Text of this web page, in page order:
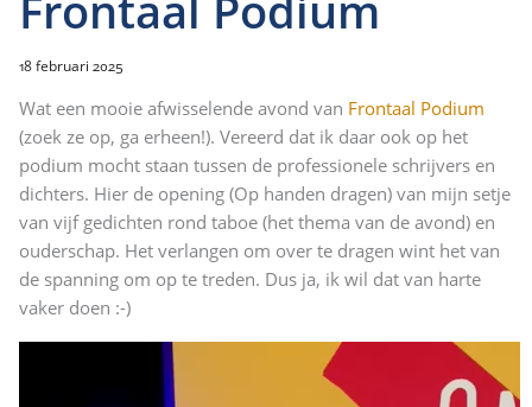
18 februari 2025
Wat een mooie afwisselende avond van Frontaal Podium
(zoek ze op, ga erheen!). Vereerd dat ik daar ook op het
podium mocht staan tussen de professionele schrijvers en
dichters. Hier de opening (Op handen dragen) van mijn setje
van vijf gedichten rond taboe (het thema van de avond) en
ouderschap. Het verlangen om over te dragen wint het van
de spanning om op te treden. Dus ja, ik wil dat van harte
vaker doen :-)